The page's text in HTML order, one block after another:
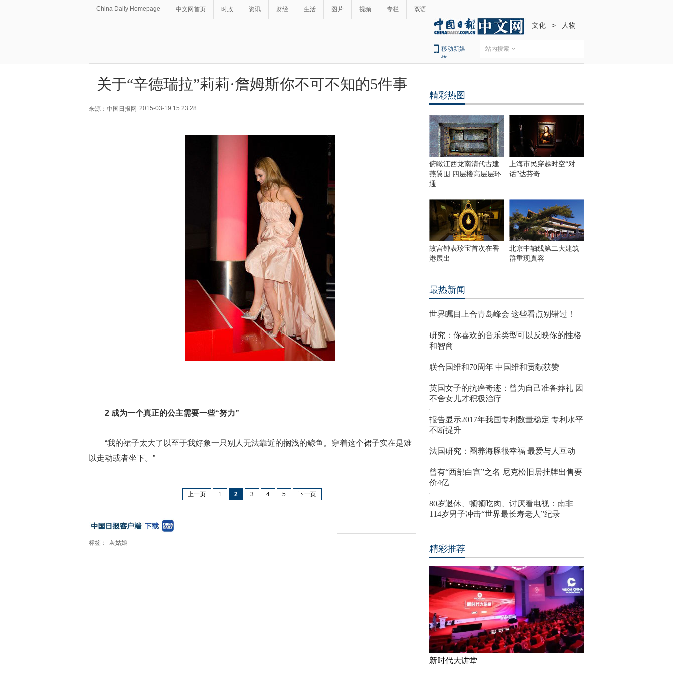
China Daily Homepage 中文网首页 时政 资讯 财经 生活 图片 视频 专栏 双语
文化 > 人物
移动新媒
体
站内搜索
关于“辛德瑞拉”莉莉·詹姆斯你不可不知的5件事
来源：中国日报网 2015-03-19 15:23:28
2 成为一个真正的公主需要一些“努力”
“我的裙子太大了以至于我好象一只别人无法靠近的搁浅的鲸鱼。穿着这个裙子实在是难
以走动或者坐下。”
上一页 1 2 3 4 5 下一页
标签： 灰姑娘
精彩热图
俯瞰江西龙南清代古建
燕翼围 四层楼高层层环
通
上海市民穿越时空“对
话”达芬奇
故宫钟表珍宝首次在香
港展出
北京中轴线第二大建筑
群重现真容
最热新闻
世界瞩目上合青岛峰会 这些看点别错过！
研究：你喜欢的音乐类型可以反映你的性格
和智商
联合国维和70周年 中国维和贡献获赞
英国女子的抗癌奇迹：曾为自己准备葬礼 因
不舍女儿才积极治疗
报告显示2017年我国专利数量稳定 专利水平
不断提升
法国研究：圈养海豚很幸福 最爱与人互动
曾有“西部白宫”之名 尼克松旧居挂牌出售要
价4亿
80岁退休、顿顿吃肉、讨厌看电视：南非
114岁男子冲击“世界最长寿老人”纪录
精彩推荐
新时代大讲堂